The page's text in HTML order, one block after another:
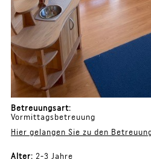
Betreuungsart:
Vormittagsbetreuung
Hier gelangen Sie zu den
Alter: 2-3 Jahre